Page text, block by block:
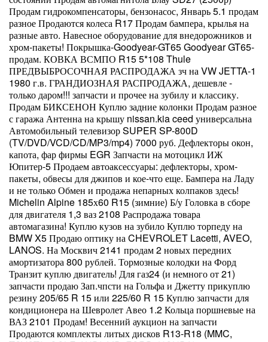
Продам гидрокомпенсаторы, бензонасос, Январь 5.1 продам
разное Продаются колеса R17 Продам бампера, крылья на
разные авто. Навесное оборудование для внедорожников и
хром-пакеты! Покрышка-Goodyear-GT65 Goodyear GT65-
продам. КОВКА ВСМПО R15 5*108 Thule
ПРЕДВЫБРОСОЧНАЯ РАСПРОДАЖА зч на VW JETTA-1
1980 г.в. ГРАНДИОЗНАЯ РАСПРОДАЖА, дешевле -
только даром!!! запчасти и прочее на зубилу и классику.
Продам БИКСЕНОН Куплю задние колонки Продам разное
с гаража Антенна на крышу nissan.kia ceed универсальна
Автомобильный телевизор SUPER SP-800D
(TV/DVD/VCD/CD/MP3/mp4) 7000 руб. Дефлекторы окон,
капота, фар фирмы EGR Запчасти на мотоцикл ИЖ
Юпитер-5 Продаем автоаксессуары: дефлекторы, хром-
пакеты, обвесы для джипов и кое-что еще. Бампера на Ладу
и не только Обмен и продажа непарных колпаков здесь!
Michelin Alpine 185х60 R15 (зимние) Б/у Головка в сборе
для двигателя 1,3 ваз 2108 Распродажа товара
автомагазина! Куплю кузов на зубило Куплю торпеду на
BMW X5 Продаю оптику на CHEVROLET Lacetti, AVEO,
LANOS. На Москвич 2141 продам 2 новых передних
амортизатора 800 рублей. Тормозные колодки на Форд
Транзит куплю двигатель! Для газ24 (и немного от 21)
запчасти продаю Зап.чпсти на Гольфа и Джетту прикуплю
резину 205/65 R 15 или 225/60 R 15 Куплю запчасти для
кондиционера на Шевролет Авео 1.2 Кольца поршневые на
ВАЗ 2101 Продам! Весенний аукцион на запчасти
Продаются комплекты литых дисков R13-R18 (MMC,